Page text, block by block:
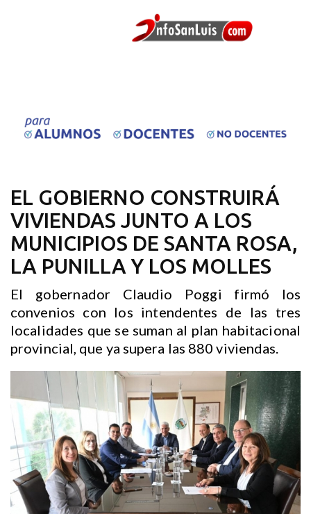
EL GOBIERNO CONSTRUIRÁ
VIVIENDAS JUNTO A LOS
MUNICIPIOS DE SANTA ROSA,
LA PUNILLA Y LOS MOLLES
El gobernador Claudio Poggi firmó los
convenios con los intendentes de las tres
localidades que se suman al plan habitacional
provincial, que ya supera las 880 viviendas.